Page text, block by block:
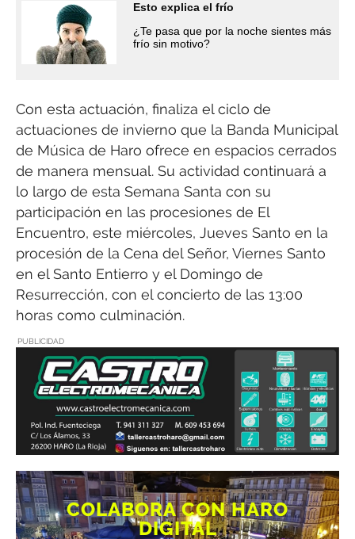
Esto explica el frío
¿Te pasa que por la noche sientes más
frío sin motivo?
Con esta actuación, finaliza el ciclo de
actuaciones de invierno que la Banda Municipal
de Música de Haro ofrece en espacios cerrados
de manera mensual. Su actividad continuará a
lo largo de esta Semana Santa con su
participación en las procesiones de El
Encuentro, este miércoles, Jueves Santo en la
procesión de la Cena del Señor, Viernes Santo
en el Santo Entierro y el Domingo de
Resurrección, con el concierto de las 13:00
horas como culminación.
PUBLICIDAD
COLABORA CON HARO
DIGITAL